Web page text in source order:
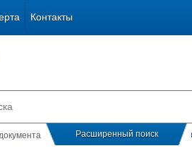
Контакты
Расширенный поиск